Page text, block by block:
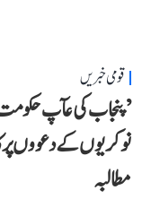
قومی خبریں
’پنجاب کی عآپ
نوکریوں کے دعووں پر
مطالبہ